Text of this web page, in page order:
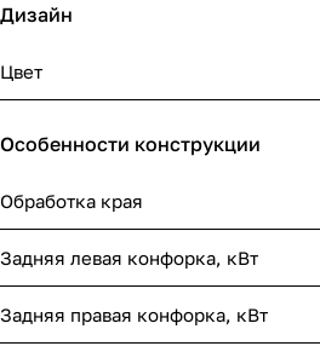
Дизайн
Цвет
Особенности конструкции
Обработка края
Задняя левая конфорка, кВт
Задняя правая конфорка, кВт